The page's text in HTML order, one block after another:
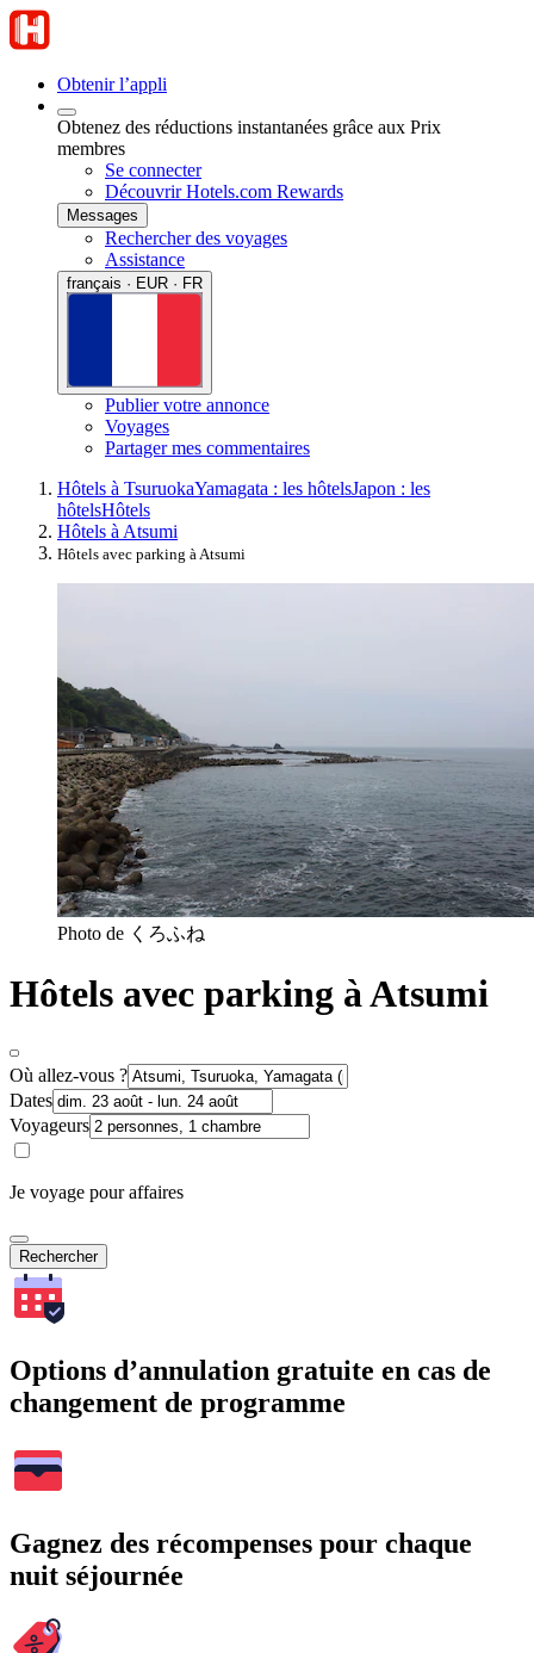
Obtenir l’appli
Obtenez des réductions instantanées grâce aux Prix
membres
Se connecter
Découvrir Hotels.com Rewards
Messages
Rechercher des voyages
Assistance
français · EUR · FR
Publier votre annonce
Voyages
Partager mes commentaires
Hôtels à TsuruokaYamagata : les hôtelsJapon : les
hôtelsHôtels
Hôtels à Atsumi
Hôtels avec parking à Atsumi
Photo de くろふね
Hôtels avec parking à Atsumi
Où allez-vous ?
Dates
Voyageurs
Je voyage pour affaires
Rechercher
Options d’annulation gratuite en cas de
changement de programme
Gagnez des récompenses pour chaque
nuit séjournée